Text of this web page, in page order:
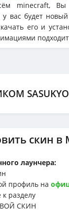
minecraft, Вы
у вас будет
его и
SASUKYO
скин
лаунчера:
профиль на
разделу
СКИН